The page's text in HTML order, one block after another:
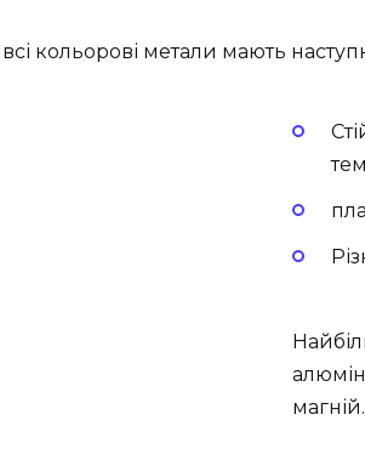
кольорові метали мають
магній.